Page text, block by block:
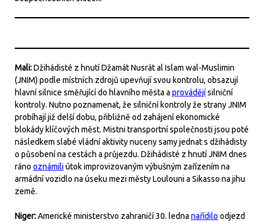
Mali:Džihádisté z hnutí Džamát Nusrát al Islam wal-Muslimin
(JNIM) podle místních zdrojů upevňují svou kontrolu, obsazují
hlavní silnice směřující do hlavního města a provádějísilniční
kontroly. Nutno poznamenat, že silniční kontroly že strany JNIM
probíhají již delší dobu, přibližně od zahájení ekonomické
blokády klíčových měst. Mistni transportní společnosti jsou poté
následkem slabé vládní aktivity nuceny samy jednat s džihádisty
o působení na cestách a průjezdu. Džihádisté z hnutí JNIM dnes
ráno oznámiliútok improvizovaným výbušným zařízením na
armádní vozidlo na úseku mezi městy Loulouni a Sikasso na jihu
země.
Niger:Americké ministerstvo zahraničí 30. ledna nařídilo odjezd